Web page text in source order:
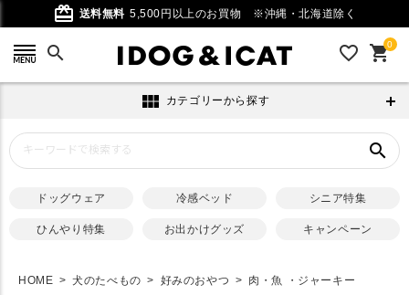
card_giftcard 送料無料 5,500円以上のお買物 ※沖縄・北海道除く
search favorite_outline 0
shopping_cart
view_module カテゴリーから探す
search
ドッグウェア 冷感ベッド シニア特集
ひんやり特集 お出かけグッズ キャンペーン
HOME 犬のたべもの 好みのおやつ
肉・魚 ・ジャーキー